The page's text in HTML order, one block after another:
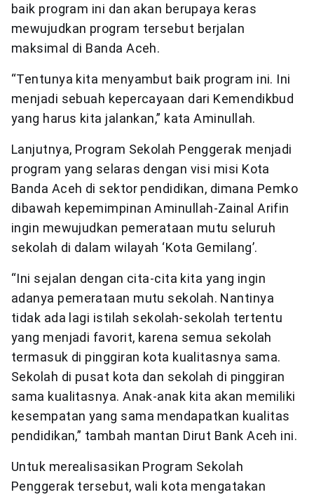
baik program ini dan akan berupaya keras
mewujudkan program tersebut berjalan
maksimal di Banda Aceh.
“Tentunya kita menyambut baik program ini. Ini
menjadi sebuah kepercayaan dari Kemendikbud
yang harus kita jalankan,” kata Aminullah.
Lanjutnya, Program Sekolah Penggerak menjadi
program yang selaras dengan visi misi Kota
Banda Aceh di sektor pendidikan, dimana Pemko
dibawah kepemimpinan Aminullah-Zainal Arifin
ingin mewujudkan pemerataan mutu seluruh
sekolah di dalam wilayah ‘Kota Gemilang’.
“Ini sejalan dengan cita-cita kita yang ingin
adanya pemerataan mutu sekolah. Nantinya
tidak ada lagi istilah sekolah-sekolah tertentu
yang menjadi favorit, karena semua sekolah
termasuk di pinggiran kota kualitasnya sama.
Sekolah di pusat kota dan sekolah di pinggiran
sama kualitasnya. Anak-anak kita akan memiliki
kesempatan yang sama mendapatkan kualitas
pendidikan,” tambah mantan Dirut Bank Aceh ini.
Untuk merealisasikan Program Sekolah
Penggerak tersebut, wali kota mengatakan